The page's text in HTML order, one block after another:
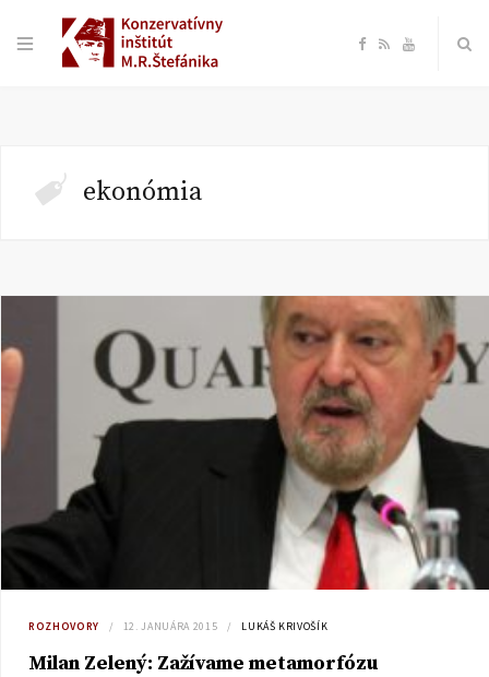
F
o
o
k
R Y
b
ekonómia
ROZHOVORY 12. JANUÁRA 2015 LUKÁŠ KRIVOŠÍK
Milan Zelený: Zažívame metamorfózu